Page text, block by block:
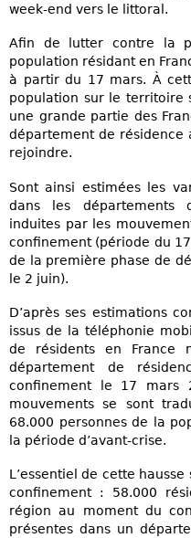
week-end vers le littoral.
Afin de lutter contre la
population résidant en
à partir du 17 mars. À
population sur le territoire
une grande partie des
département de
rejoindre.
Sont ainsi estimées les
dans les départements
induites par les
confinement (période du
de la première phase de
le 2 juin).
D’après ses estimations
issus de la téléphonie
de résidents en France
département de
confinement le 17 mars
mouvements se sont
68.000 personnes de la
la période d’avant-crise.
L’essentiel de cette
confinement : 58.000
région au moment du
présentes dans un